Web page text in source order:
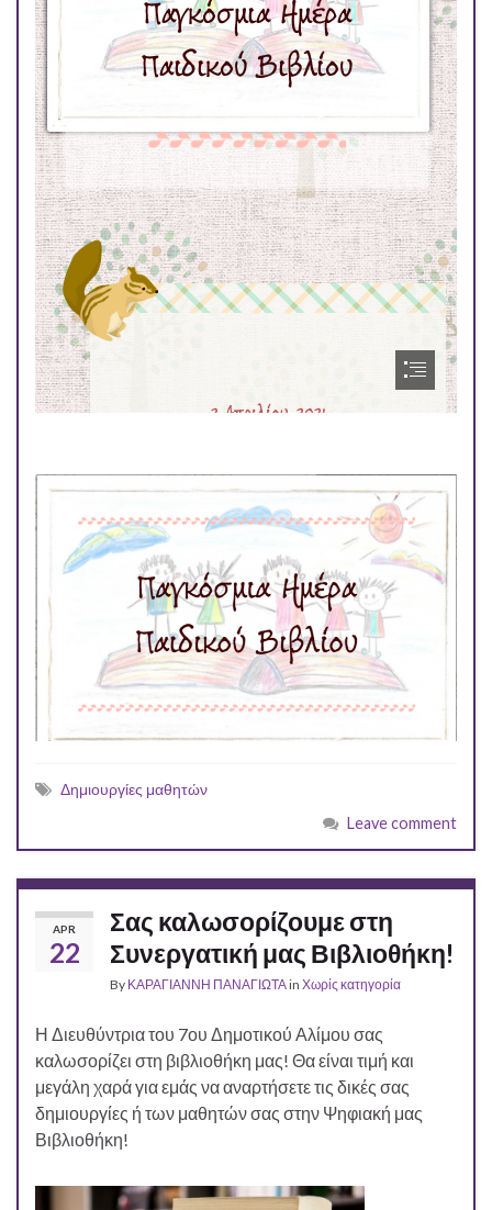
Δημιουργίες μαθητών
Leave comment
APR
22
Σας καλωσορίζουμε στη
Συνεργατική μας Βιβλιοθήκη!
By ΚΑΡΑΓΙΑΝΝΗ ΠΑΝΑΓΙΩΤΑin Χωρίς κατηγορία
Η Διευθύντρια του 7ου Δημοτικού Αλίμου σας
καλωσορίζει στη βιβλιοθήκη μας! Θα είναι τιμή και
μεγάλη χαρά για εμάς να αναρτήσετε τις δικές σας
δημιουργίες ή των μαθητών σας στην Ψηφιακή μας
Βιβλιοθήκη!